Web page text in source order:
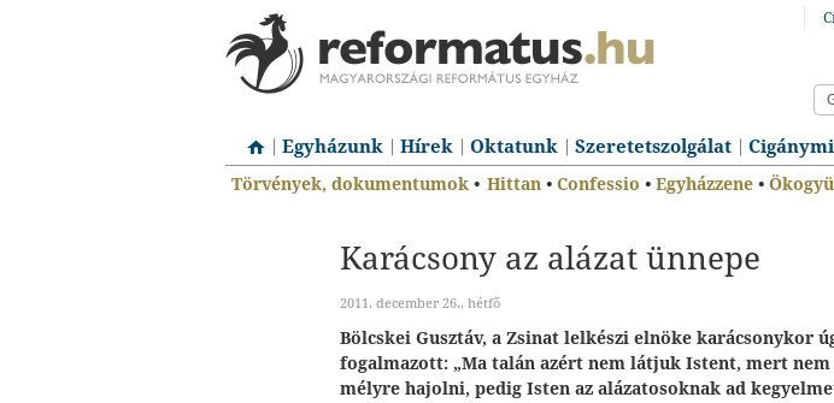
Egyházunk Hírek Oktatunk Szeretetszolgálat
Törvények, dokumentumok • Hittan • Confessio • Egyházzene •
Karácsony az alázat ünnepe
2011. december 26., hétfő
Bölcskei Gusztáv, a Zsinat lelkészi elnöke karácsonykor
fogalmazott: „Ma talán azért nem látjuk Istent, mert
mélyre hajolni, pedig Isten az alázatosoknak ad